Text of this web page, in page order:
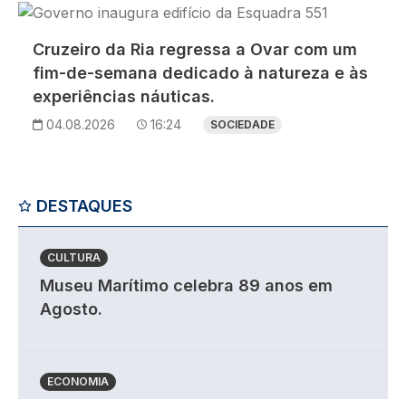
Imagem
Cruzeiro da Ria regressa a Ovar com um
fim-de-semana dedicado à natureza e às
experiências náuticas.
04.08.2026 16:24 SOCIEDADE
DESTAQUES
CULTURA
Museu Marítimo celebra 89 anos em
Agosto.
ECONOMIA